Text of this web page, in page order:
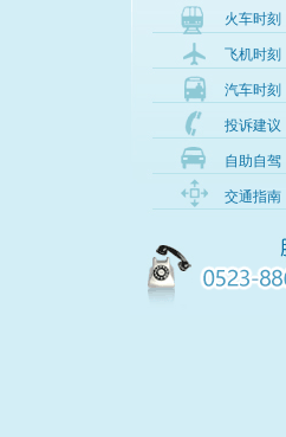
火车时刻
飞机时刻
汽车时刻
投诉建议
自助自驾
交通指南